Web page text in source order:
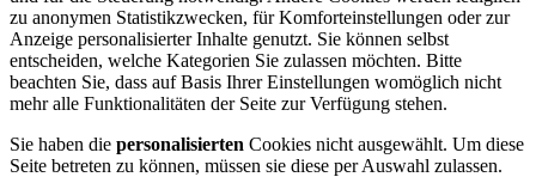
zu anonymen Statistikzwecken, für Komforteinstellungen oder zur
Anzeige personalisierter Inhalte genutzt. Sie können selbst
entscheiden, welche Kategorien Sie zulassen möchten. Bitte
beachten Sie, dass auf Basis Ihrer Einstellungen womöglich nicht
mehr alle Funktionalitäten der Seite zur Verfügung stehen.
Sie haben die personalisierten Cookies nicht ausgewählt. Um diese
Seite betreten zu können, müssen sie diese per Auswahl zulassen.